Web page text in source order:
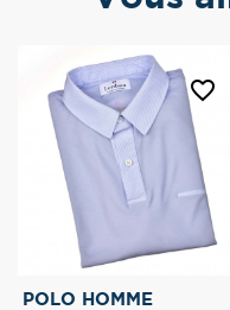
POLO HOMME
favorite_border